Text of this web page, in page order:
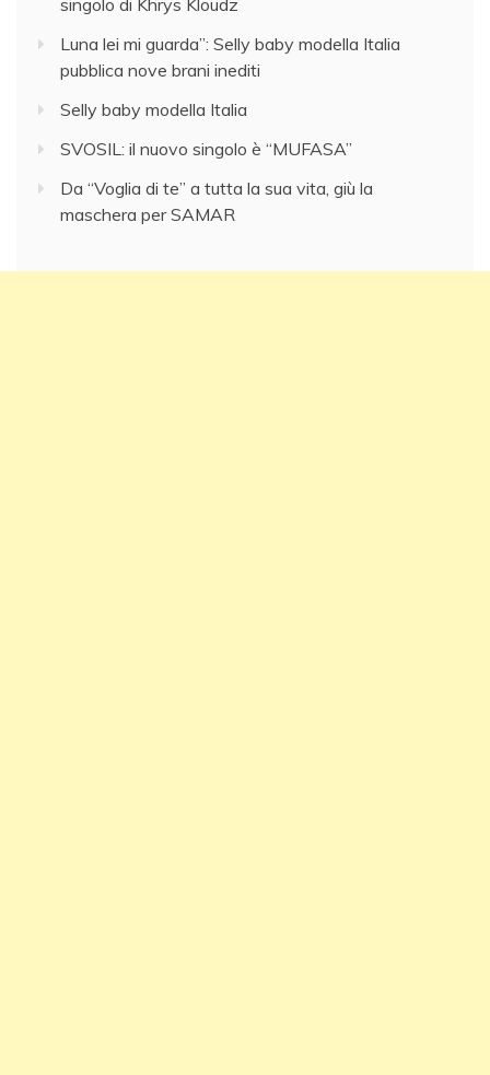
singolo di Khrys Kloudz
Luna lei mi guarda”: Selly baby modella Italia
pubblica nove brani inediti
Selly baby modella Italia
SVOSIL: il nuovo singolo è “MUFASA”
Da “Voglia di te” a tutta la sua vita, giù la
maschera per SAMAR